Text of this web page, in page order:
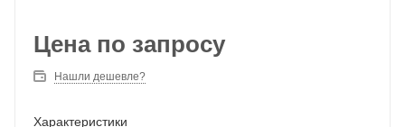
Цена по запросу
Нашли дешевле?
Характеристики